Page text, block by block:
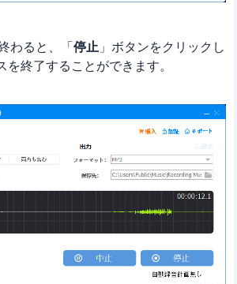
わると、「停止 」ボタンをクリックし
を終了することができます。